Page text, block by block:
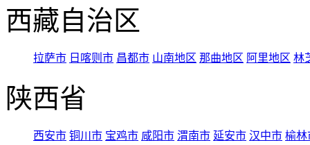
西藏自治区
拉萨市 日喀则市 昌都市 山南地区 那曲地区 阿里地区 林
陕西省
西安市 铜川市 宝鸡市 咸阳市 渭南市 延安市 汉中市 榆林